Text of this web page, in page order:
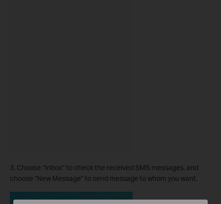
3. Choose “Inbox” to check the received SMS messages, and
choose “New Message” to send message to whom you want.